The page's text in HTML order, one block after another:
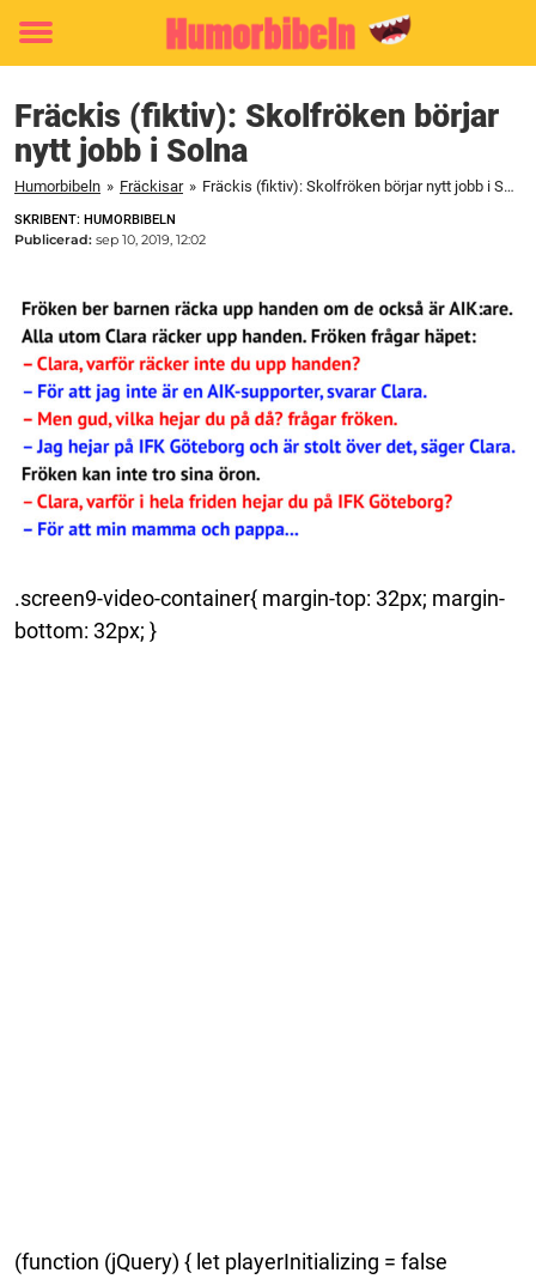
Toggle
Fräckis (fiktiv): Skolfröken börjar
nytt jobb i Solna
Humorbibeln » Fräckisar » Fräckis (fiktiv): Skolfröken börjar nytt jobb i Solna
SKRIBENT: HUMORBIBELN
Publicerad: sep 10, 2019, 12:02
.screen9-video-container{ margin-top: 32px; margin-
bottom: 32px; }
(function (jQuery) { let playerInitializing = false